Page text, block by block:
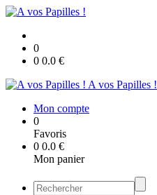
0
0 0.0 €
A vos Papilles !
Mon compte
0
Favoris
0 0.0 €
Mon panier